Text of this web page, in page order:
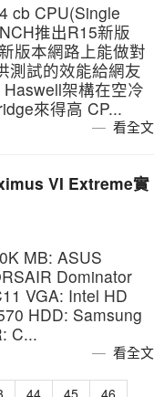
cb CPU(Single
推出R15新版
版本網路上能做對
測試的效能給網友
架構在空冷
來得高 CP...
看全文
VI Extreme實
MB: ASUS
Dominator
VGA: Intel HD
HDD: Samsung
C...
看全文
44 45 46